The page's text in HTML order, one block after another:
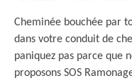
Cheminée bouchée par
dans votre conduit de
paniquez pas parce que
proposons SOS